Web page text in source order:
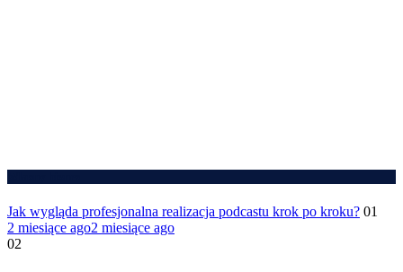
Jak wygląda profesjonalna realizacja podcastu krok po kroku? 01
2 miesiące ago2 miesiące ago
02